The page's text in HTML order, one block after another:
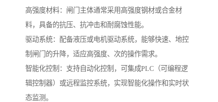
高强度材料：闸门主体通常采用高强度钢材或合金材
料，具备的抗压、抗冲击和耐腐蚀性能。
驱动系统：配备液压或电机驱动系统，能够快速、地控
制闸门的升降，适应高强度、次的操作需求。
智能化控制：支持自动化控制，可集成PLC（可编程逻
辑控制器）或远程监控系统，实现智能化操作和实时状
态监测。